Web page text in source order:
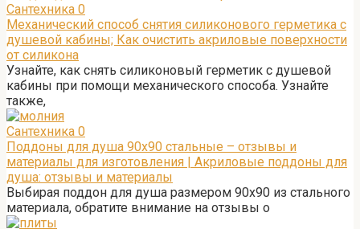
Сантехника 0
Механический способ снятия силиконового герметика с
душевой кабины; Как очистить акриловые поверхности
от силикона
Узнайте, как снять силиконовый герметик с душевой
кабины при помощи механического способа. Узнайте
также,
Сантехника 0
Поддоны для душа 90х90 стальные – отзывы и
материалы для изготовления | Акриловые поддоны для
душа: отзывы и материалы
Выбирая поддон для душа размером 90х90 из стального
материала, обратите внимание на отзывы о